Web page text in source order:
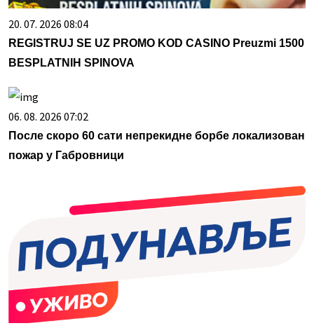
20. 07. 2026 08:04
REGISTRUJ SE UZ PROMO KOD CASINO Preuzmi 1500
BESPLATNIH SPINOVA
06. 08. 2026 07:02
После скоро 60 сати непрекидне борбе локализован
пожар у Габровници